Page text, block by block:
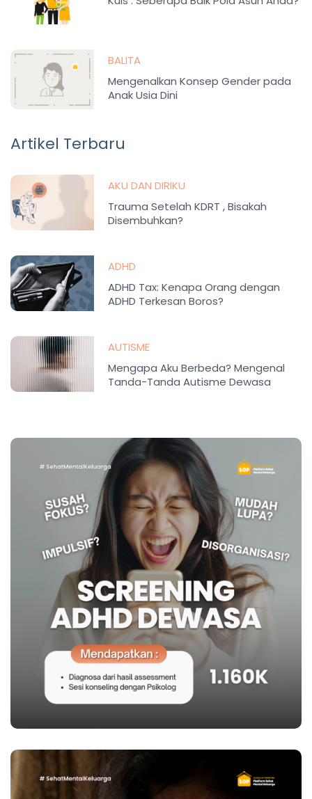
BALITA
Mengenalkan Konsep Gender pada
Anak Usia Dini
Artikel Terbaru
AKU DAN DIRIKU
Trauma Setelah KDRT , Bisakah
Disembuhkan?
ADHD
ADHD Tax: Kenapa Orang dengan
ADHD Terkesan Boros?
AUTISME
Mengapa Aku Berbeda? Mengenal
Tanda-Tanda Autisme Dewasa